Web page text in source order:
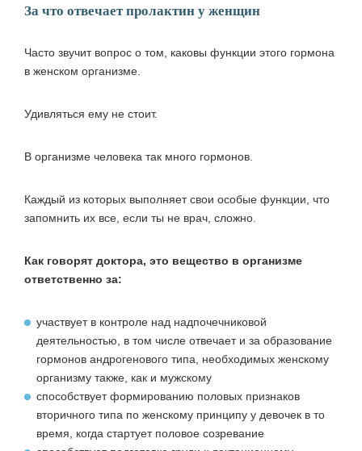
За что отвечает пролактин у женщин
Часто звучит вопрос о том, каковы функции этого гормона
в женском организме.
Удивляться ему не стоит.
В организме человека так много гормонов.
Каждый из которых выполняет свои особые функции, что
запомнить их все, если ты не врач, сложно.
Как говорят доктора, это вещество в организме
ответственно за:
участвует в контроле над надпочечниковой
деятельностью, в том числе отвечает и за образование
гормонов андрогенового типа, необходимых женскому
организму также, как и мужскому
способствует формированию половых признаков
вторичного типа по женскому принципу у девочек в то
время, когда стартует половое созревание